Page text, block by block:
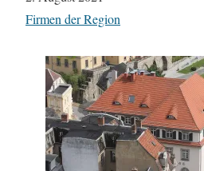
In Bezug auf
Firmen der Region